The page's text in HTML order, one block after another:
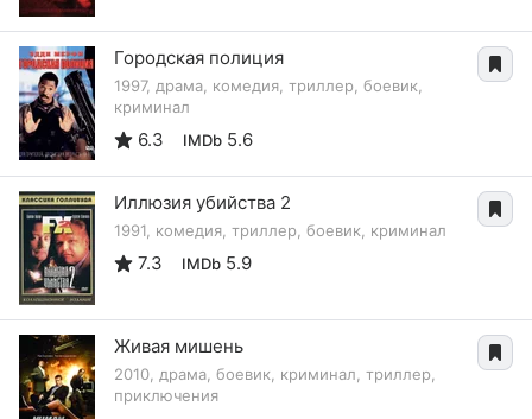
Городская полиция
1997, драма, комедия, триллер, боевик,
криминал
6.3 IMDb 5.6
Иллюзия убийства 2
1991, комедия, триллер, боевик, криминал
7.3 IMDb 5.9
Живая мишень
2010, драма, боевик, криминал, триллер,
приключения